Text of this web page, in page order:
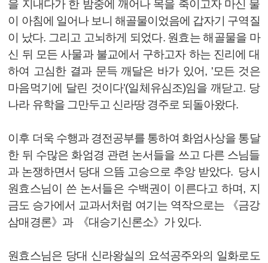
을 지내다가 한 밤중에 깨어나 목을 축이고자 마신 물
이 아침에 일어나 보니 해골물이었음에 갑자기 구역질
이 났다. 그리고 고뇌하게 되었다. 원효는 해골물을 마
신 뒤 모든 사물과 불교에서 구하고자 하는 진리에 대
하여 고심한 결과 문득 깨달은 바가 있어, '모든 것은
마음먹기에 달린 것이다'(일체유심조)임을 깨닫고. 당
나라 유학을 그만두고 신라땅 경주로 되돌아왔다.
이후 더욱 수행과 경전공부를 통하여 화엄사상을 통달
한 뒤 수많은 화엄경 관련 논서들을 쓰고 다른 스님들
과 논쟁하면서 당대 으뜸 고승으로 추앙 받았다. 당시
원효스님이 쓴 논서들은 수백권이 이른다고 하며, 지
금도 승가에서 교과서처럼 여기는 역작으로는 《금강
삼매경론》과 《대승기신론소》가 있다.
원효스님은 당대 신라왕실의 요석공주와의 일화로도